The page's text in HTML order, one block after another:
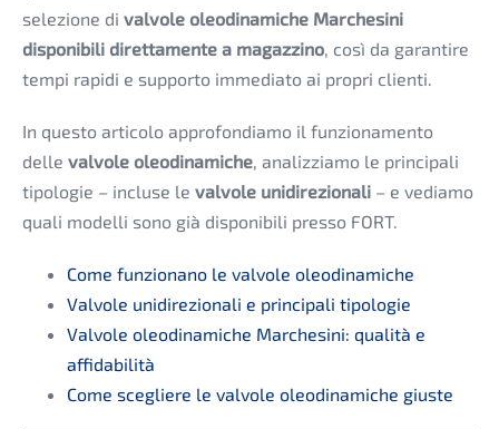
selezione di valvole oleodinamiche Marchesini
disponibili direttamente a magazzino , così da garantire
tempi rapidi e supporto immediato ai propri clienti.
In questo articolo approfondiamo il funzionamento
delle valvole oleodinamiche , analizziamo le principali
tipologie – incluse le valvole unidirezionali – e vediamo
quali modelli sono già disponibili presso FORT.
Come funzionano le valvole oleodinamiche
Valvole unidirezionali e principali tipologie
Valvole oleodinamiche Marchesini: qualità e
affidabilità
Come scegliere le valvole oleodinamiche giuste